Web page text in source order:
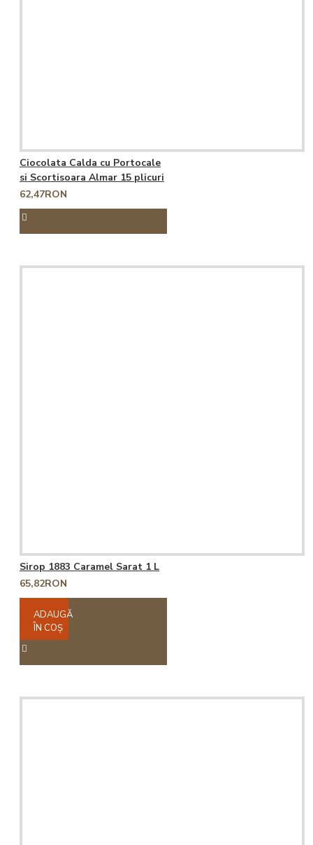
Ciocolata Calda cu Portocale
si Scortisoara Almar 15 plicuri
62,47RON
Sirop 1883 Caramel Sarat 1 L
65,82RON
ADAUGĂ
ÎN COŞ